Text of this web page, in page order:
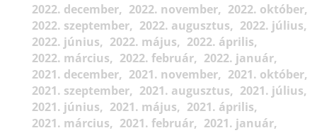
2022. december
2022. november
2022. október
2022. szeptember
2022. augusztus
2022. július
2022. június
2022. május
2022. április
2022. március
2022. február
2022. január
2021. december
2021. november
2021. október
2021. szeptember
2021. augusztus
2021. július
2021. június
2021. május
2021. április
2021. március
2021. február
2021. január